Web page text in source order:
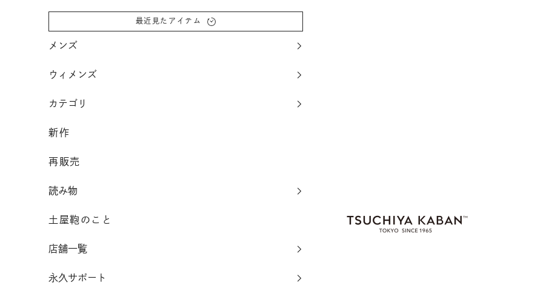
土屋鞄製造所
最近見たアイテム
メンズ
ウィメンズ
カテゴリ
新作
再販売
読み物
土屋鞄のこと
店舗一覧
永久サポート